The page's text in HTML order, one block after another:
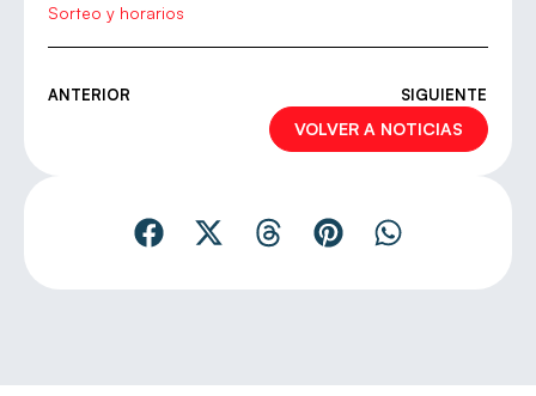
Sorteo y horarios
ANTERIOR SIGUIENTE
VOLVER A NOTICIAS